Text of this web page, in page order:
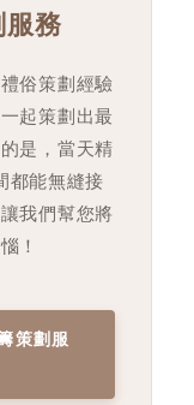
服務
俗策劃經驗
起策劃出最
是，當天精
都能無縫接
我們幫您將
！
策劃服